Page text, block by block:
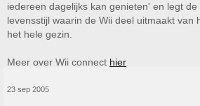
iedereen dagelijks kan genieten' en legt
levensstijl waarin de Wii deel uitmaakt van
het hele gezin.
Meer over Wii connect hier
23 sep 2005